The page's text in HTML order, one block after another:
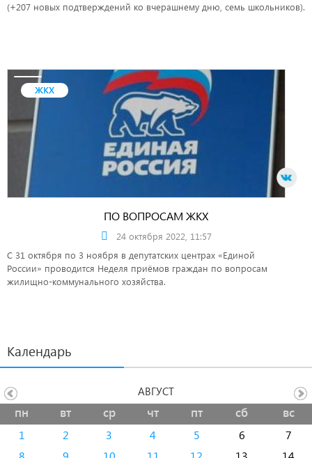
(+207 новых подтверждений ко вчерашнему дню, семь школьников).
ЖКХ
ПО ВОПРОСАМ ЖКХ
24 октября 2022, 11:57
С 31 октября по 3 ноября в депутатских центрах «Единой
России» проводится Неделя приёмов граждан по вопросам
жилищно-коммунального хозяйства.
Календарь
пн вт ср чт пт сб вс
1 2 3 4 5 6
7
АВГУСТ